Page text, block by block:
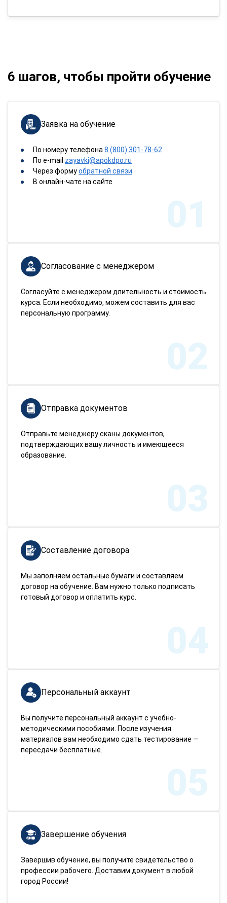
6 шагов, чтобы пройти обучение
Заявка на обучение
По номеру телефона 8 (800) 301-78-62
По e-mail zayavki@apokdpo.ru
Через формуобратной связи
В онлайн-чате на сайте
01
Согласование с менеджером
Согласуйте с менеджером длительность и стоимость
курса. Если необходимо, можем составить для вас
персональную программу.
02
Отправка документов
Отправьте менеджеру сканы документов,
подтверждающих вашу личность и имеющееся
образование.
03
Составление договора
Мы заполняем остальные бумаги и составляем
договор на обучение. Вам нужно только подписать
готовый договор и оплатить курс.
04
Персональный аккаунт
Вы получите персональный аккаунт с учебно-
методическими пособиями. После изучения
материалов вам необходимо сдать тестирование —
пересдачи бесплатные.
05
Завершение обучения
Завершив обучение, вы получите свидетельство о
профессии рабочего. Доставим документ в любой
город России!